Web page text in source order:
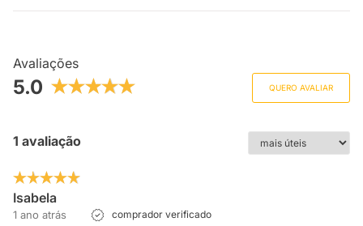
Avaliações
5.0 QUERO AVALIAR
1 avaliação
Isabela
1 ano atrás comprador verificado